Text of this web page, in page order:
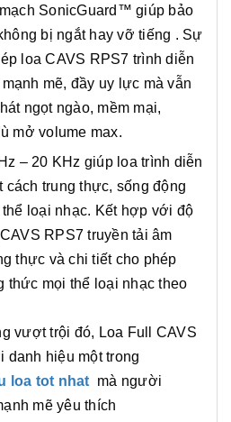
SonicGuard™ giúp bảo
bị ngắt hay vỡ tiếng . Sự
loa CAVS RPS7 trình diễn
mẽ, đầy uy lực mà vẫn
ngọt ngào, mềm mại,
mở volume max.
– 20 KHz giúp loa trình diễn
cách trung thực, sống động
loại nhạc. Kết hợp với độ
RPS7 truyền tải âm
thực và chi tiết cho phép
mọi thể loại nhạc theo
vượt trội đó, Loa Full CAVS
danh hiệu một trong
loa tot nhat mà người
mẽ yêu thích